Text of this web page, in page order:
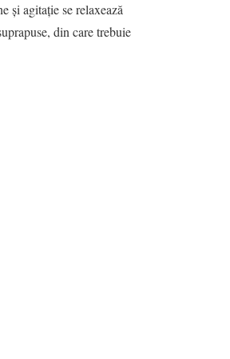
şi agitaţie se relaxează
din care trebuie